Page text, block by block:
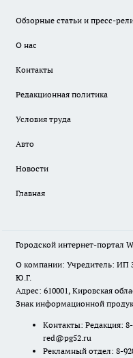
Обзорные статьи и пресс-
О нас
Контакты
Редакционная политика
Условия труда
Авто
Новости
Главная
Городской интернет-портал
О компании: Учредитель: ИП
Ю.Г.
Адрес: 610001, Кировская
Знак информационной
Контакты: Редакция:
red@pg52.ru
Рекламный отдел: 8-